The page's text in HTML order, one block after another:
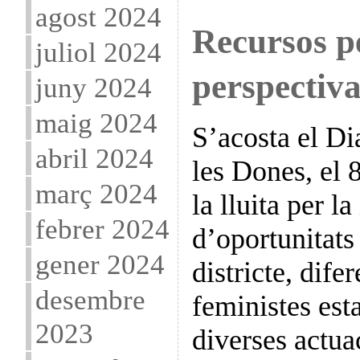
agost 2024
juliol 2024
juny 2024
maig 2024
abril 2024
març 2024
febrer 2024
gener 2024
desembre
2023
Recursos
S’acosta el
les Dones, el
la lluita per la
districte,
feministes
diverses